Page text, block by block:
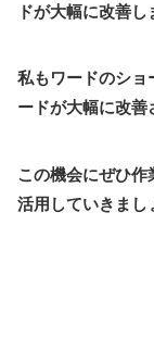
ドが大幅に改善し
私もワードのショ
ードが大幅に改善
この機会にぜひ作
活用していきまし